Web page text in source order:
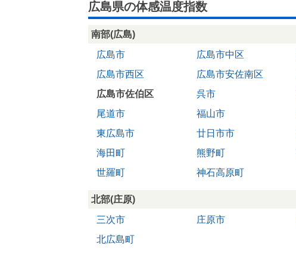
広島県の体感温度指数
南部(広島)
広島市
広島市中区
広島市西区
広島市安佐南区
広島市佐伯区
呉市
尾道市
福山市
東広島市
廿日市市
海田町
熊野町
世羅町
神石高原町
北部(庄原)
三次市
庄原市
北広島町